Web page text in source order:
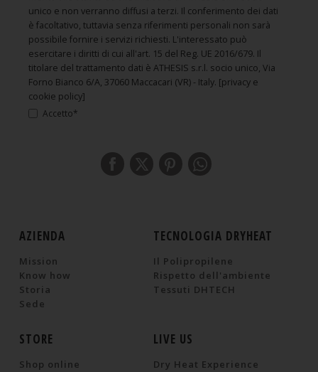
unico e non verranno diffusi a terzi. Il conferimento dei dati
è facoltativo, tuttavia senza riferimenti personali non sarà
possibile fornire i servizi richiesti. L'interessato può
esercitare i diritti di cui all'art. 15 del Reg. UE 2016/679. Il
titolare del trattamento dati è ATHESIS s.r.l. socio unico, Via
Forno Bianco 6/A, 37060 Maccacari (VR) - Italy. [privacy e
cookie policy]
Accetto*
AZIENDA
Mission
Know how
Storia
Sede
TECNOLOGIA DRYHEAT
Il Polipropilene
Rispetto dell'ambiente
Tessuti DHTECH
STORE
Shop online
LIVE US
Dry Heat Experience